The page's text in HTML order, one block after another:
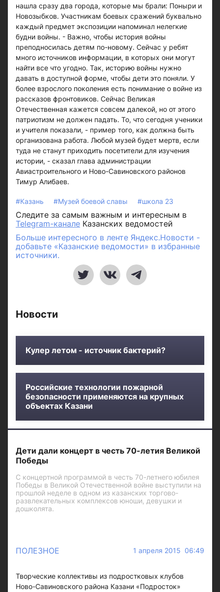
нашла сразу два города, которые мы брали: Поныри и
Новозыбков. Участникам боевых сражений буквально
каждый предмет экспозиции напоминал нелегкие
будни войны. - Важно, чтобы история войны
преподносилась детям по-новому. Сейчас у ребят
много источников информации, в которых они могут
найти все что угодно. Так, историю войны нужно
давать в доступной форме, чтобы дети это поняли. У
более взрослого поколения есть понимание о войне из
рассказов фронтовиков. Сейчас Великая
Отечественная кажется совсем далекой, но от этого
патриотизм не должен падать. То, что сегодня ученики
и учителя показали, - пример того, как должна быть
организована работа. Любой музей будет мертв, если
туда не станут приходить посетители для изучения
истории, - сказал глава администрации
Авиастроительного и Ново-Савиновского районов
Тимур Алибаев.
#Казань #Музей боевой славы #школа 23
Следите за самым важным и интересным в
Telegram-канале Казанских ведомостей
Больше интересного в ленте Яндекс.Новости -
добавьте «Казанские ведомости» в избранные
источники.
Новости
Кулер летом - источник бактерий?
Российские технологии пожарной
безопасности применяются на крупных
объектах Казани
Дети дали концерт в честь 70-летия Великой
Победы
С концертной программой в честь 70-летнего юбилея
Победы в Великой Отечественной войне выступили на
прошлой неделе в одном из казанских торгово-
развлекательных комплексов юноши, девушки и
дошколята.
ПОЛЕЗНОЕ 1 апреля 2015 06:49
Творческие коллективы из подростковых клубов
Ново-Савиновского района Казани «Подросток»